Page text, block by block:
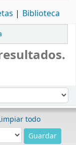
Biblioteca
todo